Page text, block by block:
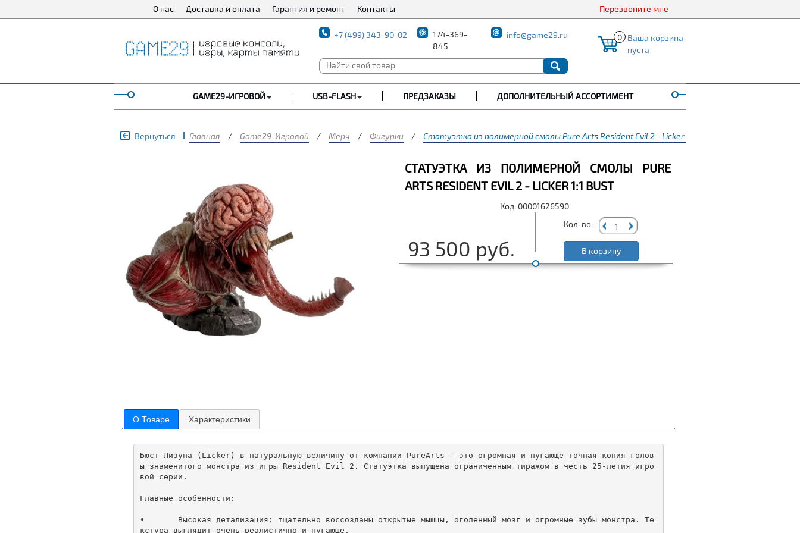
О нас Доставка и оплата Гарантия и ремонт Контакты Перезвоните мне
+7 (499) 343-90-02
174-369-
845
info@game29.ru 0 Ваша корзина
пуста
GAME29-ИГРОВОЙ USB-FLASH ПРЕДЗАКАЗЫ ДОПОЛНИТЕЛЬНЫЙ АССОРТИМЕНТ
Вернуться Главная / Game29-Игровой / Мерч / Фигурки / Статуэтка из полимерной смолы Pure Arts Resident Evil 2 - Licker 1:1 Bust
СТАТУЭТКА ИЗ ПОЛИМЕРНОЙ СМОЛЫ PURE
ARTS RESIDENT EVIL 2 - LICKER 1:1 BUST
Код: 00001626590
93 500 руб.
Кол-во:
В корзину
О Товаре Характеристики
Бюст Лизуна (Licker) в натуральную величину от компании PureArts — это огромная и пугающе точная копия голов
ы знаменитого монстра из игры Resident Evil 2. Статуэтка выпущена ограниченным тиражом в честь 25-летия игро
вой серии.
Главные особенности:
•	Высокая детализация: тщательно воссозданы открытые мышцы, оголенный мозг и огромные зубы монстра. Те
кстура выглядит очень реалистично и пугающе.